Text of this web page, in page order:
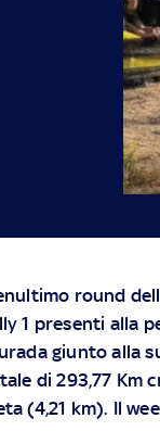
round
1 presenti alla
giunto alla
di 293,77 Km
(4,21 km). Il